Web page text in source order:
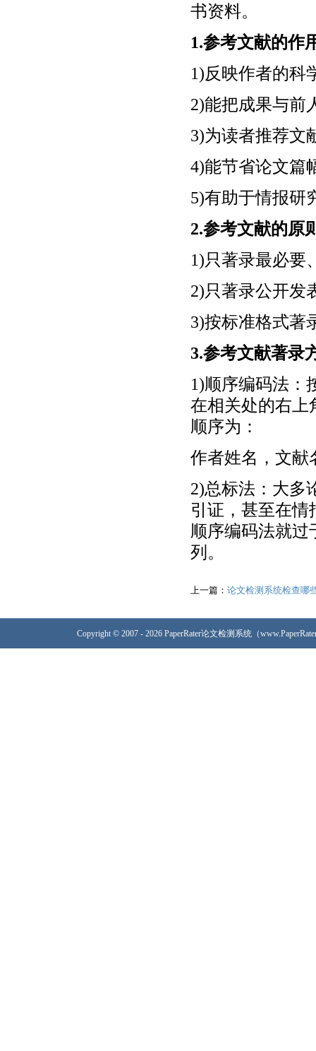
书资料。
1.参考文献的作
1)反映作者的科
2)能把成果与前
3)为读者推荐文
4)能节省论文篇
5)有助于情报研
2.参考文献的原
1)只著录最必要
2)只著录公开发
3)按标准格式著
3.参考文献著录
1)顺序编码法：
在相关处的右上
顺序为：
作者姓名，文献
2)总标法：大多
引证，甚至在
顺序编码法就过
列。
上一篇： 论文检测系统检查哪
Copyright © 2007 - 2026 PaperRater论文检测系统（